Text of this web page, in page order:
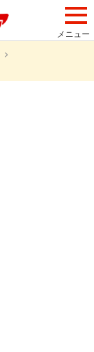
メニュー